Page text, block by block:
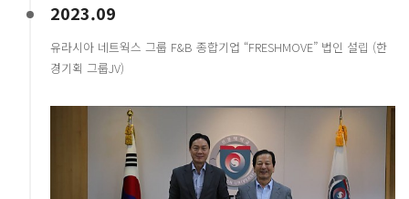
2023.09
유라시아 네트웍스 그룹 F&B 종합기업 “FRESHMOVE” 법인 설립 (한
경기획 그룹JV)